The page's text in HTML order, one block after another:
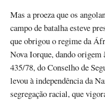
Mas a proeza que os
campo de batalha esteve
que obrigou o regime da
Nova Iorque, dando origem
435/78, do Conselho de
levou à independência da
segregação racial, que